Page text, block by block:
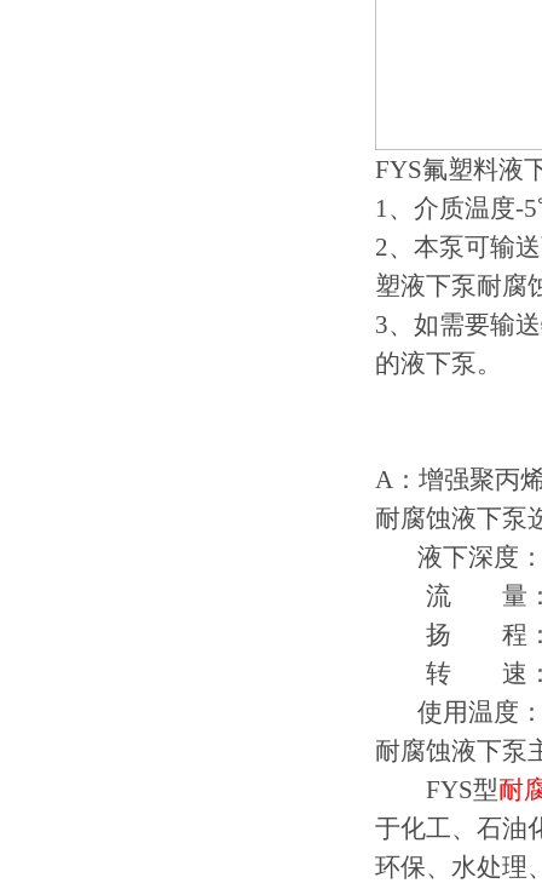
FYS氟塑料液
1、介质温度-
2、本泵可输
塑液下泵耐腐
3、如需要输
的液下泵。
A：增强聚丙
耐腐蚀液下泵
液下深度：
流 量：Ｑ
扬 程：Ｈ
转 速：n
使用温度
耐腐蚀液下泵
FYS型耐
于化工、石油
环保、水处理